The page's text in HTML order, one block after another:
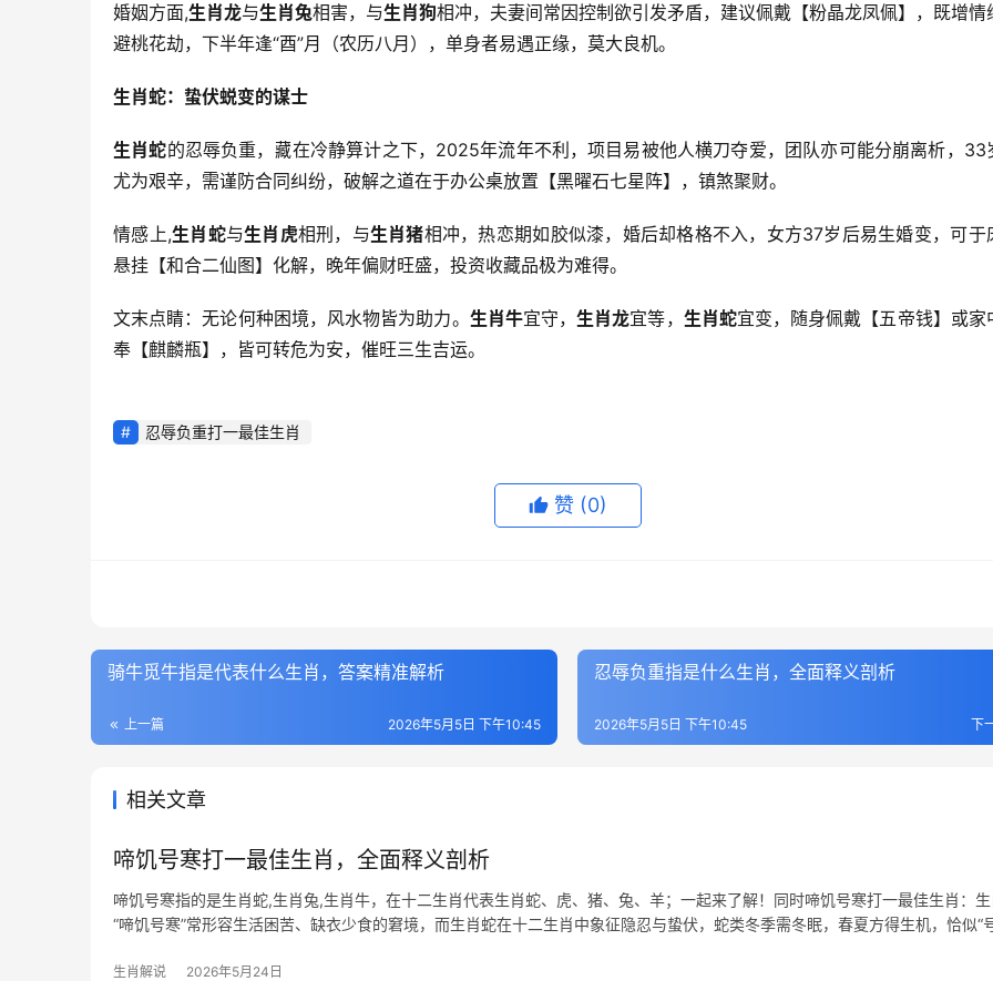
婚姻方面,生肖龙与生肖兔相害，与生肖狗相冲，夫妻间常因控制欲引发矛盾，建议佩戴【粉晶龙凤佩】，既增情
避桃花劫，下半年逢“酉”月（农历八月），单身者易遇正缘，莫大良机。
生肖蛇：蛰伏蜕变的谋士
生肖蛇的忍辱负重，藏在冷静算计之下，2025年流年不利，项目易被他人横刀夺爱，团队亦可能分崩离析，33
尤为艰辛，需谨防合同纠纷，破解之道在于办公桌放置【黑曜石七星阵】，镇煞聚财。
情感上,生肖蛇与生肖虎相刑，与生肖猪相冲，热恋期如胶似漆，婚后却格格不入，女方37岁后易生婚变，可于
悬挂【和合二仙图】化解，晚年偏财旺盛，投资收藏品极为难得。
文末点睛：无论何种困境，风水物皆为助力。 生肖牛宜守，生肖龙宜等， 生肖蛇宜变，随身佩戴【五帝钱】或家
奉【麒麟瓶】，皆可转危为安，催旺三生吉运。
忍辱负重打一最佳生肖
赞 (0)
骑牛觅牛指是代表什么生肖，答案精准解析
上一篇 2026年5月5日 下午10:45
忍辱负重指是什么生肖，全面释义剖析
下
2026年5月5日 下午10:45
相关文章
啼饥号寒打一最佳生肖，全面释义剖析
啼饥号寒指的是生肖蛇,生肖兔,生肖牛，在十二生肖代表生肖蛇、虎、猪、兔、羊；一起来了解！同时啼饥号寒打一最佳生肖：
“啼饥号寒”常形容生活困苦、缺衣少食的窘境，而生肖蛇在十二生肖中象征隐忍与蛰伏，蛇类冬季需冬眠，春夏方得生机，恰似“号
生肖解说 2026年5月24日